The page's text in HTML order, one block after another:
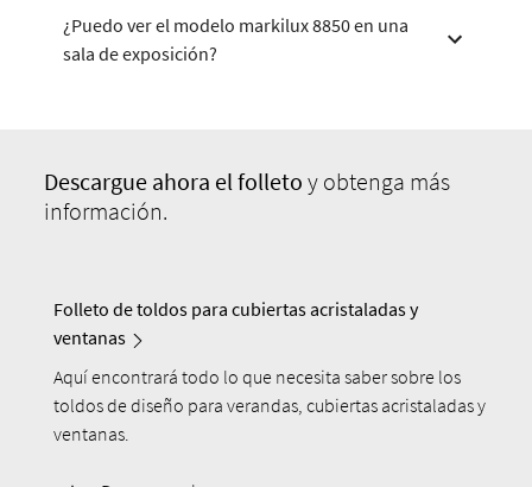
¿Puedo ver el modelo markilux 8850 en una
sala de exposición?
Descargue ahora el folleto y obtenga más
información.
Folleto de toldos para cubiertas acristaladas y
ventanas
Aquí encontrará todo lo que necesita saber sobre los
toldos de diseño para verandas, cubiertas acristaladas y
ventanas.